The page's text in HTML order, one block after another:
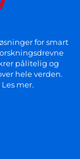
for smart
pålitelig og
hele verden.
mer.